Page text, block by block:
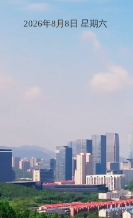
2026年8月8日 星期六